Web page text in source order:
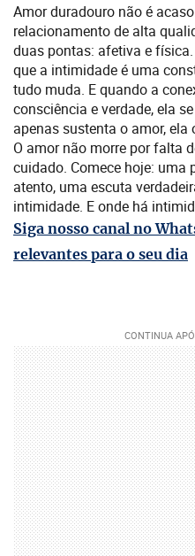
Amor duradouro não é
relacionamento de alta
duas pontas: afetiva e
que a intimidade é uma
tudo muda. E quando a
consciência e verdade, ela
apenas sustenta o amor, ela
O amor não morre por falta
cuidado. Comece hoje: uma
atento, uma escuta
intimidade. E onde há
Siga nosso canal no
relevantes para o seu dia